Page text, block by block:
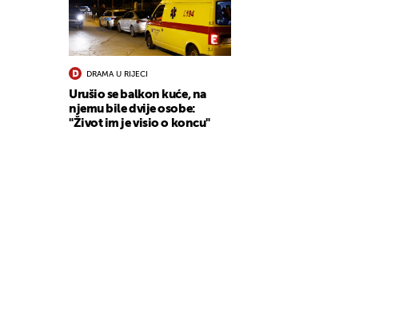
DRAMA U RIJECI
Urušio se balkon kuće, na
njemu bile dvije osobe:
"Život im je visio o koncu"